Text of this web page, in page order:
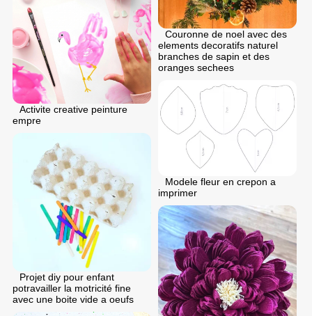
Couronne de noel avec des
elements decoratifs naturel
branches de sapin et des
oranges sechees
Activite creative peinture
empre
Modele fleur en crepon a
imprimer
Projet diy pour enfant
potravailler la motricité fine
avec une boite vide a oeufs